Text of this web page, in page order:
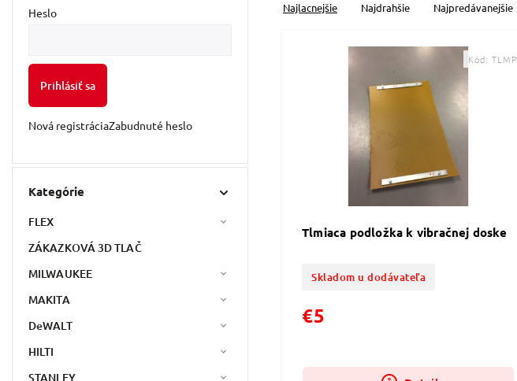
Heslo
Prihlásiť sa
Nová registráciaZabudnuté heslo
Kategórie
FLEX
ZÁKAZKOVÁ 3D TLAČ
MILWAUKEE
MAKITA
DeWALT
HILTI
STANLEY
Najlacnejšie Najdrahšie Najpredávanejšie
Tlmiaca podložka k vibračnej doske
Skladom u dodávateľa
€5
Kód:TLMP